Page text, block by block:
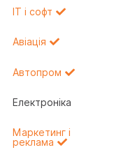
IT і софт
Авіація
Автопром
Електроніка
Маркетинг і
реклама